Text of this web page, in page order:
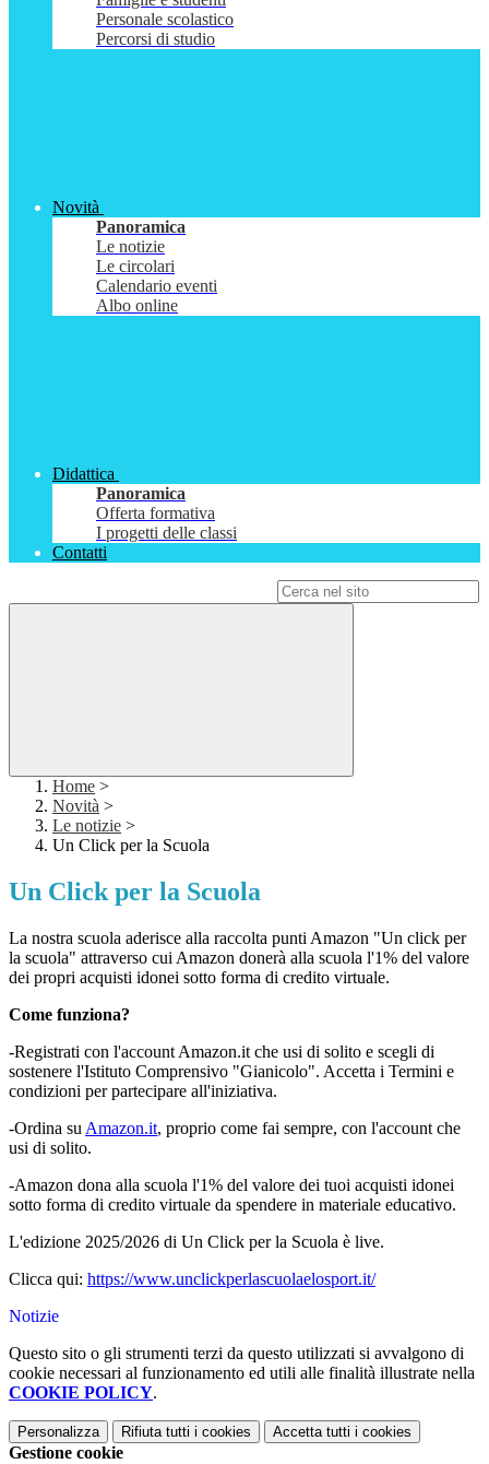
Personale scolastico
Percorsi di studio
Novità
Panoramica
Le notizie
Le circolari
Calendario eventi
Albo online
Didattica
Panoramica
Offerta formativa
I progetti delle classi
Contatti
Home >
Novità >
Le notizie >
Un Click per la Scuola
Un Click per la Scuola
La nostra scuola aderisce alla raccolta punti Amazon "Un click per
la scuola" attraverso cui Amazon donerà alla scuola l'1% del valore
dei propri acquisti idonei sotto forma di credito virtuale.
Come funziona?
-Registrati con l'account Amazon.it che usi di solito e scegli di
sostenere l'Istituto Comprensivo "Gianicolo". Accetta i Termini e
condizioni per partecipare all'iniziativa.
-Ordina su Amazon.it, proprio come fai sempre, con l'account che
usi di solito.
-Amazon dona alla scuola l'1% del valore dei tuoi acquisti idonei
sotto forma di credito virtuale da spendere in materiale educativo.
L'edizione 2025/2026 di Un Click per la Scuola è live.
Clicca qui: https://www.unclickperlascuolaelosport.it/
Notizie
Questo sito o gli strumenti terzi da questo utilizzati si avvalgono di
cookie necessari al funzionamento ed utili alle finalità illustrate nella
COOKIE POLICY.
Personalizza Rifiuta tutti i cookies Accetta tutti i cookies
Gestione cookie